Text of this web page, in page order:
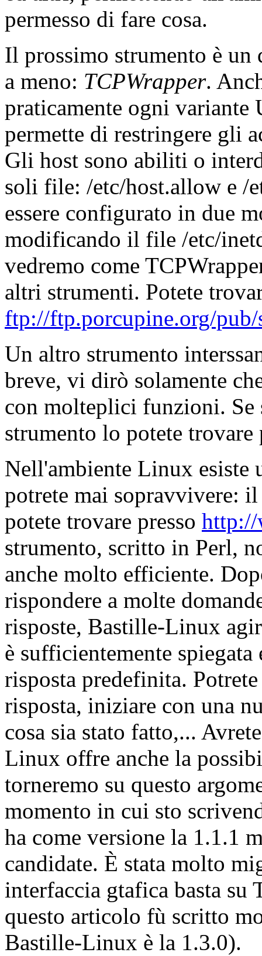
permesso di fare cosa.
Il prossimo strumento è un
a meno: TCPWrapper.
praticamente ogni variante
permette di restringere gli
Gli host sono abiliti o
soli file: /etc/host.allow e /
essere configurato in due
modificando il file /etc/
vedremo come
altri strumenti. Potete
ftp://ftp.porcupine.org/
Un altro strumento
breve, vi dirò solamente
con molteplici funzioni. Se
strumento lo potete trovare
Nell'ambiente Linux esiste
potrete mai sopravvivere:
potete trovare presso
strumento, scritto in Perl,
anche molto efficiente.
rispondere a molte
risposte, Bastille-Linux
è sufficientemente
risposta predefinita.
risposta, iniziare con una
cosa sia stato fatto,...
Linux offre anche la
torneremo su questo
momento in cui sto
ha come versione la 1.1.1
candidate. È stata molto
interfaccia gtafica basta su
questo articolo fù scritto
Bastille-Linux è la 1.3.0).